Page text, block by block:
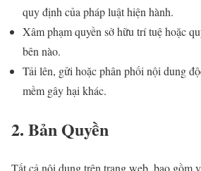
quy định của pháp luật hiện hành.
Xâm phạm quyền sở hữu trí tuệ hoặc
bên nào.
Tải lên, gửi hoặc phân phối nội dung
mềm gây hại khác.
2. Bản Quyền
Tất cả nội dung trên trang web, bao gồm